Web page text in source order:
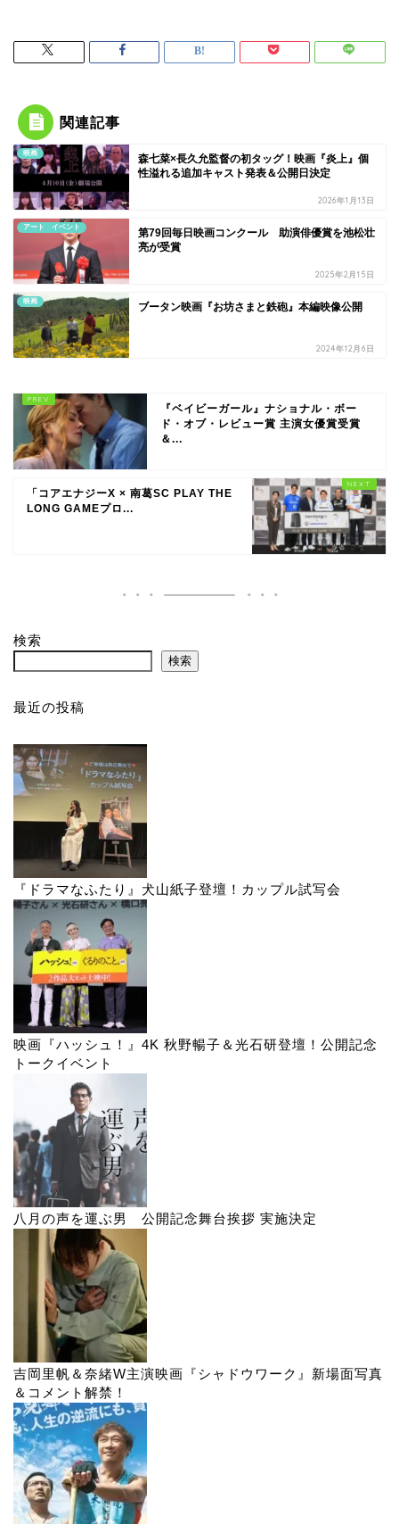
関連記事
映画
森七菜×長久允監督の初タッグ！映画『炎上』個
性溢れる追加キャスト発表＆公開日決定
2026年1月13日
アート イベント
第79回毎日映画コンクール 助演俳優賞を池松壮
亮が受賞
2025年2月15日
映画 ブータン映画『お坊さまと鉄砲』本編映像公開
2024年12月6日
『ベイビーガール』ナショナル・ボー
ド・オブ・レビュー賞 主演女優賞受賞
＆...
「コアエナジーX × 南葛SC PLAY THE
LONG GAMEプロ...
検索
検索
最近の投稿
『ドラマなふたり』犬山紙子登壇！カップル試写会
映画『ハッシュ！』4K 秋野暢子＆光石研登壇！公開記念
トークイベント
八月の声を運ぶ男 公開記念舞台挨拶 実施決定
吉岡里帆＆奈緒W主演映画『シャドウワーク』新場面写真
＆コメント解禁！